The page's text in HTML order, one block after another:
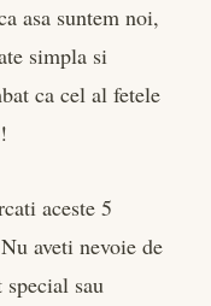
asa suntem noi,
simpla si
ca cel al fetele
aceste 5
aveti nevoie de
sau